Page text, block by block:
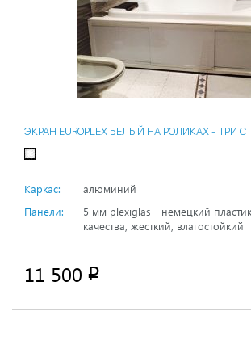
ЭКРАН EUROPLEX БЕЛЫЙ НА РОЛИКАХ - ТРИ
Каркас:
алюминий
Панели:
5 мм plexiglas - немецкий
качества, жесткий, влагостойкий
11 500 p